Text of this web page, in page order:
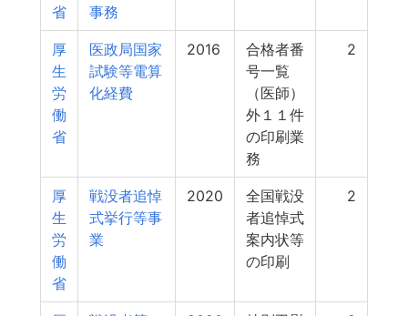
省
事務
厚
生
労
働
省
医政局国家
試験等電算
化経費
2016
合格者番
号一覧
（医師）
外１１件
の印刷業
務
2
厚
生
労
働
省
戦没者追悼
式挙行等事
業
2020
全国戦没
者追悼式
案内状等
の印刷
2